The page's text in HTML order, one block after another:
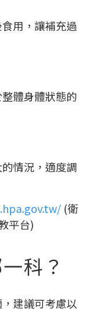
用，讓補充過
體身體狀態的
情況，適度調
(衛
平台)
科？
建議可考慮以